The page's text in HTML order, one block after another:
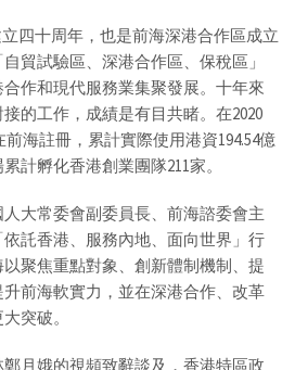
四十周年，也是前海深港合作區成立
貿試驗區、深港合作區、保稅區」
作和現代服務業集聚發展。十年來
的工作，成績是有目共睹。在2020
海註冊，累計實際使用港資194.54億
計孵化香港創業團隊211家。
大常委會副委員長、前海諮委會主
託香港、服務內地、面向世界」行
聚焦重點對象、創新體制機制、提
前海軟實力，並在深港合作、改革
突破。
月娥的視頻致辭談及，香港特區政